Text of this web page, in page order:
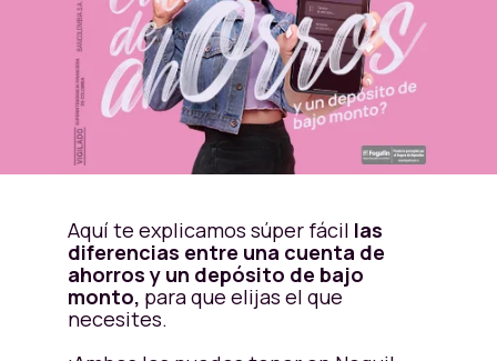
Aquí te explicamos súper fácil las
diferencias entre una cuenta de
ahorros y un depósito de bajo
monto, para que elijas el que
necesites.